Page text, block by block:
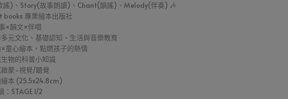
謠)、Story(故事朗讀)、Chant(韻謠)、Melody(伴奏) 🎶
books 專業繪本出版社
×韻文×伴唱
多元文化、基礎認知、生活與音樂教育
×童心繪本，點燃孩子的熱情
物的科普小知識
啟蒙-視覺/聽覺
繪本 (25.5x24.8cm)
STAGE 1/2